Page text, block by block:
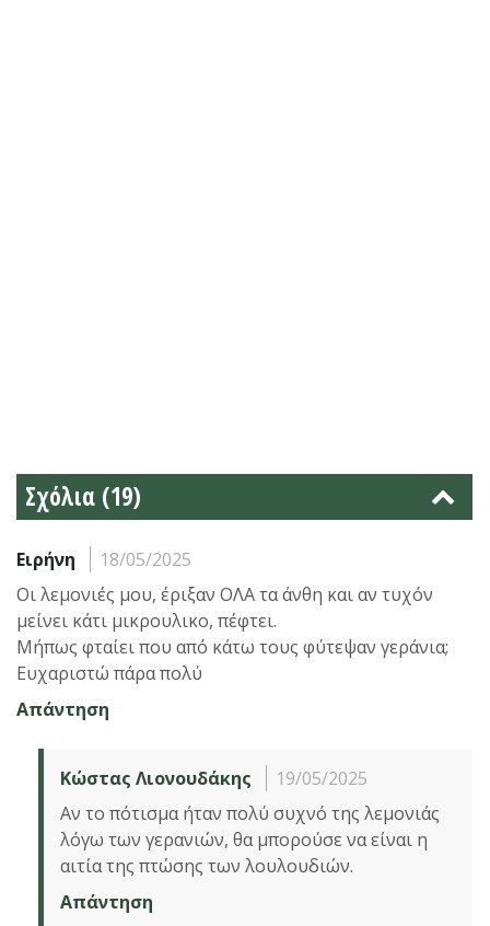
Σχόλια (19)
Ειρήνη
18/05/2025
Οι λεμονιές μου, έριξαν ΟΛΑ τα άνθη και αν τυχόν
μείνει κάτι μικρουλικο, πέφτει.
Μήπως φταίει που από κάτω τους φύτεψαν γεράνια;
Ευχαριστώ πάρα πολύ
Απάντηση
Κώστας Λιονουδάκης
19/05/2025
Αν το πότισμα ήταν πολύ συχνό της λεμονιάς
λόγω των γερανιών, θα μπορούσε να είναι η
αιτία της πτώσης των λουλουδιών.
Απάντηση